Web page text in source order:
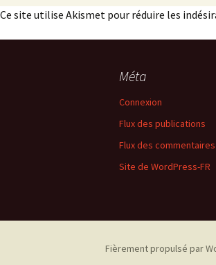
Ce site utilise Akismet pour réduire les
Méta
Connexion
Flux des publications
Flux des commentaires
Site de WordPress-FR
Fièrement propulsé par